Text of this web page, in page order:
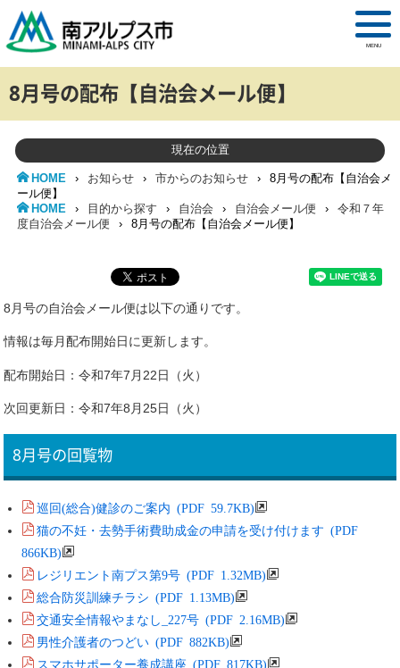
MENU
8月号の配布【自治会メール便】
現在の位置
HOME › お知らせ › 市からのお知らせ ›
8月号の配布【自治会メ
ール便】
HOME
› 目的から探す › 自治会 › 自治会メール便 ›
令和７年
度自治会メール便
› 8月号の配布【自治会メール便】
8月号の自治会メール便は以下の通りです。
情報は毎月配布開始日に更新します。
配布開始日：令和7年7月22日（火）
次回更新日：令和7年8月25日（火）
8月号の回覧物
巡回(総合)健診のご案内 (PDF 59.7KB)
猫の不妊・去勢手術費助成金の申請を受け付けます (PDF
866KB)
レジリエント南プス第9号 (PDF 1.32MB)
総合防災訓練チラシ (PDF 1.13MB)
交通安全情報やまなし_227号 (PDF 2.16MB)
男性介護者のつどい (PDF 882KB)
スマホサポーター養成講座 (PDF 817KB)